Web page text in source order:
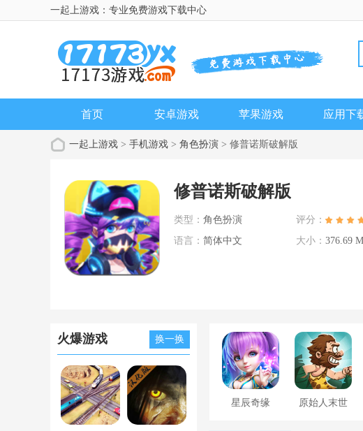
一起上游戏：专业免费游戏下载中心
首页 安卓游戏 苹果游戏 应用下
一起上游戏 > 手机游戏 > 角色扮演 > 修普诺斯破解版
修普诺斯破解版
类型： 角色扮演 评分：
语言： 简体中文 大小： 376.69
火爆游戏 换一换
星辰奇缘 原始人末世